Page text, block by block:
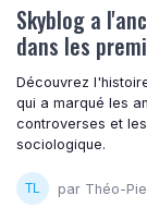
Skyblog a
dans les
Découvrez
qui a marqué les
controverses et
sociologique.
par Théo-